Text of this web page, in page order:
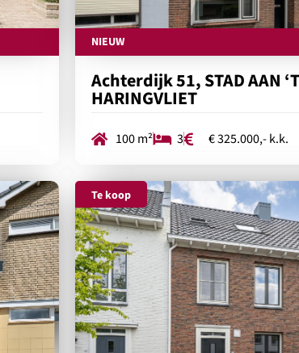
NIEUW
Achterdijk 51, STAD AAN ‘T
HARINGVLIET
100 m² 3 € 325.000,- k.k.
Te koop